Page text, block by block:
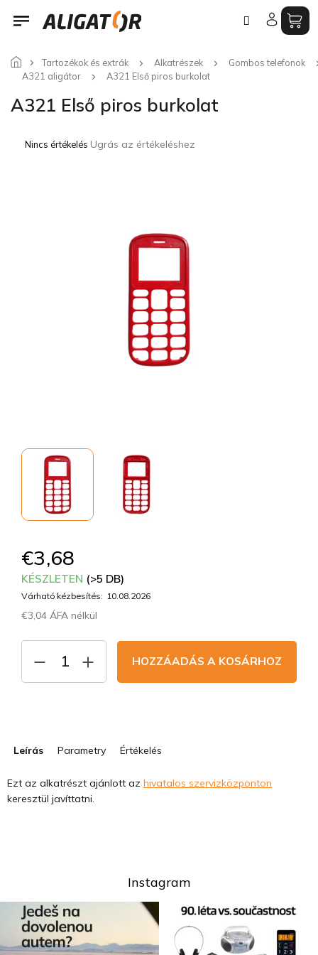
Ugrás
tartalomhoz
Tartozékok és extrák Alkatrészek
Gombos telefonok
A321 aligátor
A321 Első piros burkolat
A321 Első piros burkolat
ANincs értékelés Ugrás az értékeléshez
€3,68
KÉSZLETEN (>5 DB)
Várható kézbesítés: 10.08.2026
€3,04 ÁFA nélkül
HOZZÁADÁS A KOSÁRHOZ
Leírás Parametry Értékelés
Ezt az alkatrészt ajánlott az hivatalos szervizközponton
keresztül javíttatni.
Instagram